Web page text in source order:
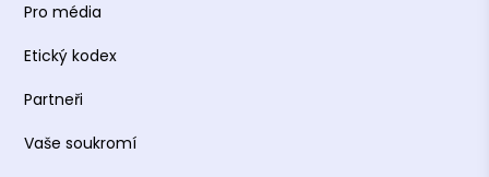
Pro média
Etický kodex
Partneři
Vaše soukromí